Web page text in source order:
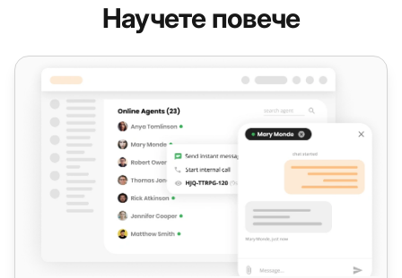
Научете повече
Функции на вътрешния чат